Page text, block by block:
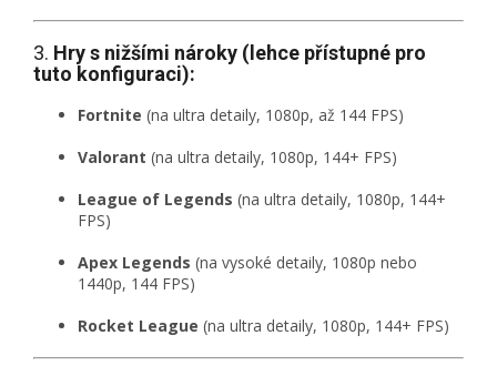
3. Hry s nižšími nároky (lehce přístupné pro
tuto konfiguraci):
Fortnite (na ultra detaily, 1080p, až 144 FPS)
Valorant (na ultra detaily, 1080p, 144+ FPS)
League of Legends (na ultra detaily, 1080p, 144+
FPS)
Apex Legends (na vysoké detaily, 1080p nebo
1440p, 144 FPS)
Rocket League (na ultra detaily, 1080p, 144+ FPS)